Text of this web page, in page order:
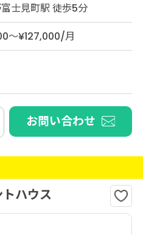
士見町駅 徒歩5分
～¥127,000/月
お問い合わせ
トハウス